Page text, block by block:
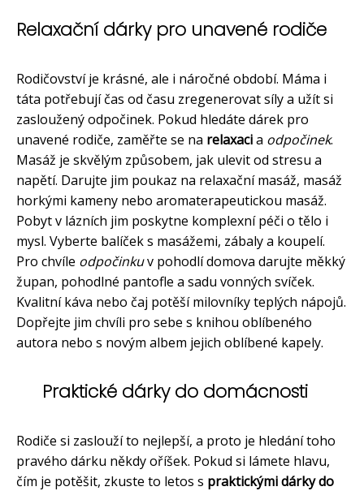
Relaxační dárky pro unavené rodiče
Rodičovství je krásné, ale i náročné období. Máma i
táta potřebují čas od času zregenerovat síly a užít si
zasloužený odpočinek. Pokud hledáte dárek pro
unavené rodiče, zaměřte se na relaxacia odpočinek.
Masáž je skvělým způsobem, jak ulevit od stresu a
napětí. Darujte jim poukaz na relaxační masáž, masáž
horkými kameny nebo aromaterapeutickou masáž.
Pobyt v lázních jim poskytne komplexní péči o tělo i
mysl. Vyberte balíček s masážemi, zábaly a koupelí.
Pro chvíle odpočinkuv pohodlí domova darujte měkký
župan, pohodlné pantofle a sadu vonných svíček.
Kvalitní káva nebo čaj potěší milovníky teplých nápojů.
Dopřejte jim chvíli pro sebe s knihou oblíbeného
autora nebo s novým albem jejich oblíbené kapely.
Praktické dárky do domácnosti
Rodiče si zaslouží to nejlepší, a proto je hledání toho
pravého dárku někdy oříšek. Pokud si lámete hlavu,
čím je potěšit, zkuste to letos s praktickými dárky do